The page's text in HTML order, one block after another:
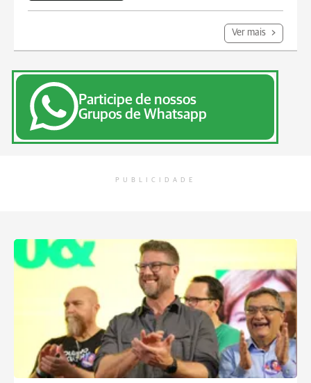
Ver mais
Participe de nossos
Grupos de Whatsapp
PUBLICIDADE